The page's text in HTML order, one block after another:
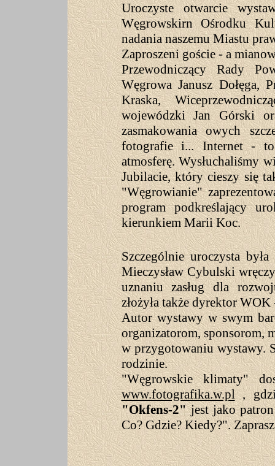
Uroczyste otwarcie
Węgrowskirn Ośrodku
nadania naszemu Miastu
Zaproszeni goście - a
Przewodniczący Rady
Węgrowa Janusz Dołęga,
Kraska,
wojewódzki Jan Górski
zasmakowania owych
fotografie i... Internet - to
atmosferę. Wysłuchaliśmy
Jubilacie, który cieszy się
"Węgrowianie"
program podkreślający
kierunkiem Marii Koc.
Szczególnie uroczysta
Mieczysław Cybulski
uznaniu zasług dla
złożyła także dyrektor
Autor wystawy w swym
organizatorom, sponsorom,
w przygotowaniu wystawy.
rodzinie.
"Węgrowskie klimaty"
www.fotografika.w.pl,
"Okfens-2"jest jako patron
Co? Gdzie? Kiedy?".